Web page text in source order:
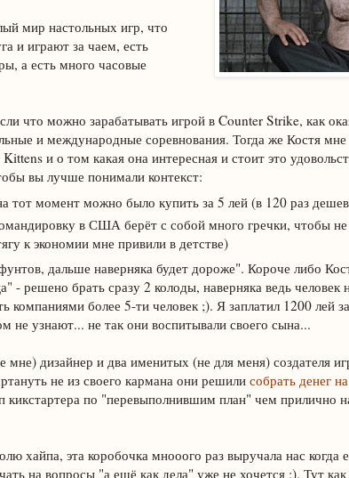
мир настольных игр, что
и играют за чаем, есть
а есть много часовые
что можно зарабатывать игрой в Counter Strike, как
и международные соревнования. Тогда же Костя мне
и о том какая она интересная и стоит это
вы лучше понимали контекст:
тот момент можно было купить за 5 лей (в 120 раз
в США берёт с собой много гречки, чтобы не
к экономии мне привили в детстве)
дальше наверняка будет дороже". Короче либо
- решено брать сразу 2 колоды, наверняка ведь человек
компаниями более 5-ти человек ;). Я заплатил 1200 лей
не узнают... не так они воспитывали своего сына...
дизайнер и два именитых (не для меня) создателя
не из своего кармана они решилисобрать денег
кикстартера по "перевыполнившим план" чем прилично
хайпа, эта коробочка мнооого раз выручала нас когда
на вопросы "а ещё как дела" уже не хочется :). Тут